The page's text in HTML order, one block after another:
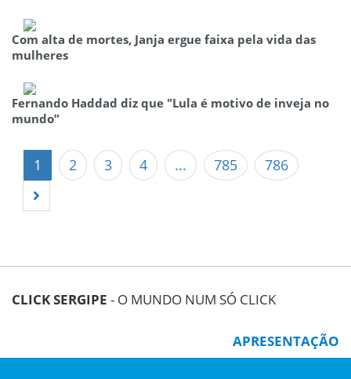
Com alta de mortes, Janja ergue faixa pela vida das
mulheres
Fernando Haddad diz que "Lula é motivo de inveja no
mundo”
1 2 3 4 ... 785 786
CLICK SERGIPE - O MUNDO NUM SÓ CLICK
APRESENTAÇÃO